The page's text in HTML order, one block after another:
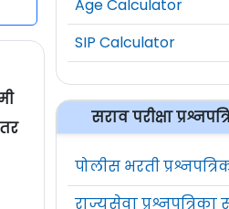
Age Calculator
SIP Calculator
सराव परीक्षा
पोलीस भरती
राज्यसेवा प्रश्नपत्रिका